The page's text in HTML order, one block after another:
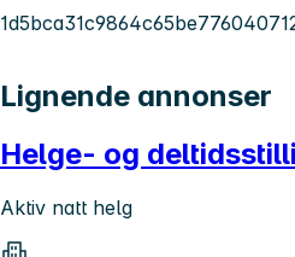
Lignende annonser
Helge- og
Aktiv natt helg